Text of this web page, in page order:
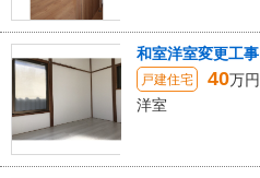
和室洋室変更工事
戸建住宅 40万円
洋室